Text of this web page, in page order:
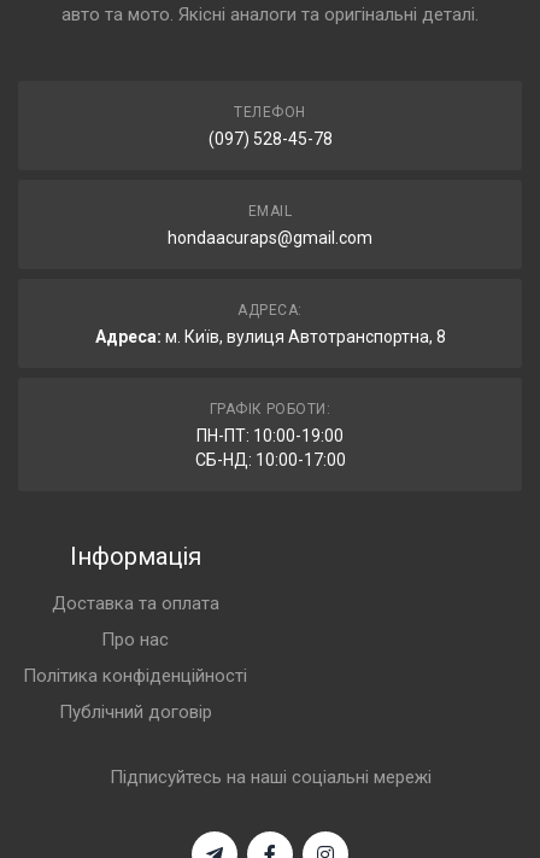
авто та мото. Якісні аналоги та оригінальні деталі.
ТЕЛЕФОН
(097) 528-45-78
EMAIL
hondaacuraps@gmail.com
АДРЕСА:
Адреса: м. Київ, вулиця Автотранспортна, 8
ГРАФІК РОБОТИ:
ПН-ПТ: 10:00-19:00
СБ-НД: 10:00-17:00
Інформація
Доставка та оплата
Про нас
Політика конфіденційності
Публічний договір
Підписуйтесь на наші соціальні мережі